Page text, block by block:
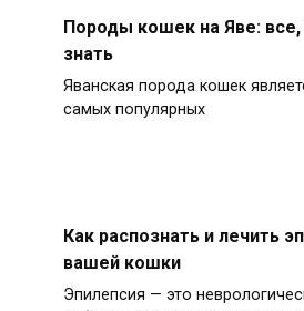
Породы кошек на Яве:
знать
Яванская порода кошек
самых популярных
Как распознать и лечить
вашей кошки
Эпилепсия — это